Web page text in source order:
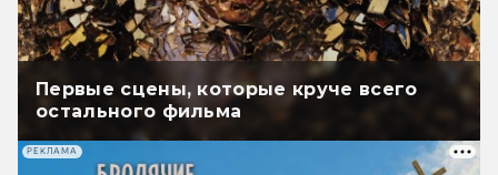
Первые сцены, которые круче всего
остального фильма
РЕКЛАМА